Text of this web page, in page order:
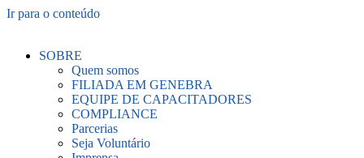
Ir para o conteúdo
SOBRE
Quem somos
FILIADA EM GENEBRA
EQUIPE DE CAPACITADORES
COMPLIANCE
Parcerias
Seja Voluntário